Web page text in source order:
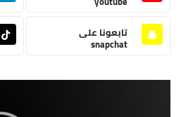
تابعونا على
snapchat